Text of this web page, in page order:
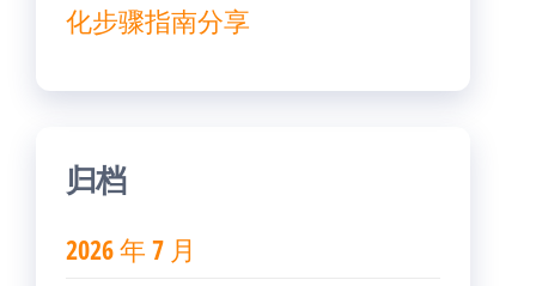
化步骤指南分享
归档
2026 年 7 月